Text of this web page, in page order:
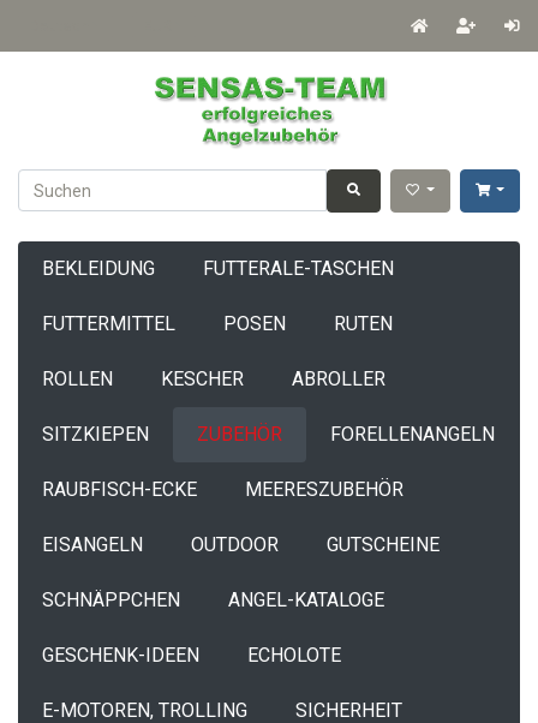
BEKLEIDUNG FUTTERALE-TASCHEN
FUTTERMITTEL POSEN RUTEN
ROLLEN KESCHER ABROLLER
SITZKIEPEN ZUBEHÖR FORELLENANGELN
RAUBFISCH-ECKE MEERESZUBEHÖR
EISANGELN OUTDOOR GUTSCHEINE
SCHNÄPPCHEN ANGEL-KATALOGE
GESCHENK-IDEEN ECHOLOTE
E-MOTOREN, TROLLING SICHERHEIT